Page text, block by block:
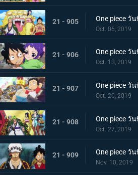
21 - 905
Oct. 06, 2019
21 - 906
Oct. 13, 2019
21 - 907
Oct. 20, 2019
21 - 908
Oct. 27, 2019
21 - 909
Nov. 10, 2019